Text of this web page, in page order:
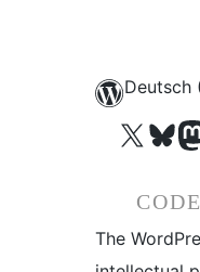
Deutsch
Das X-Konto (früher Twitter) von
Das Bluesky-Das
The